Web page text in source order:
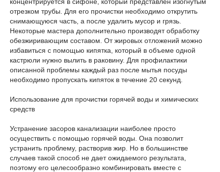
отрезком трубы. Для его прочистки необходимо открутить
снимающуюся часть, а после удалить мусор и грязь.
Некоторые мастера дополнительно производят обработку
обезжиривающим составом. От жировых отложений можно
избавиться с помощью кипятка, который в объеме одной
кастрюли нужно вылить в раковину. Для профилактики
описанной проблемы каждый раз после мытья посуды
необходимо пропускать кипяток в течение 20 секунд.
Использование для прочистки горячей воды и химических
средств
Устранение засоров канализации наиболее просто
осуществить с помощью горячей воды. Она позволит
устранить проблему, растворив жир. Но в большинстве
случаев такой способ не дает ожидаемого результата,
поэтому его целесообразно комбинировать вместе с